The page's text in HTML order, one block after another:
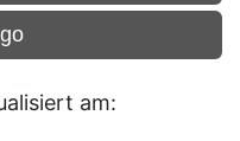
am: